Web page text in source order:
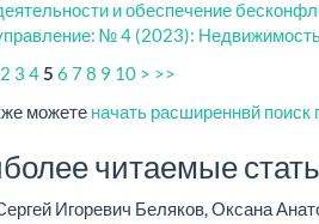
и обеспечение
№ 4 (2023):
2 3 4 5 6 78 9 10 > >>
можете начать расширеннвй поиск
читаемые
Игоревич Беляков, Оксана